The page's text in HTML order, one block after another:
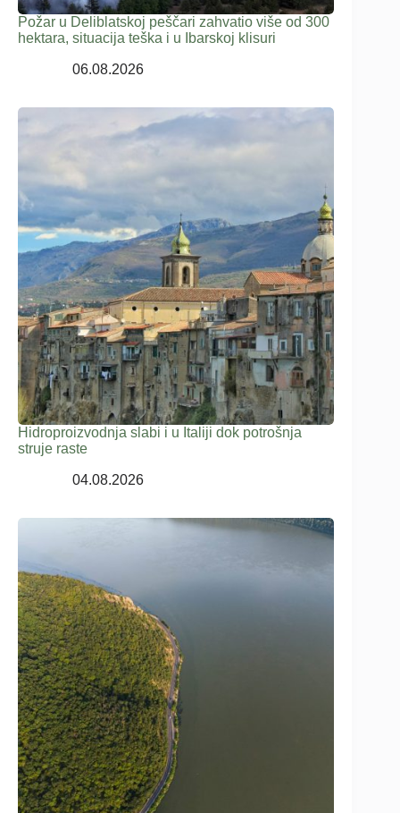
Požar u Deliblatskoj peščari zahvatio više od 300
hektara, situacija teška i u Ibarskoj klisuri
06.08.2026
Hidroproizvodnja slabi i u Italiji dok potrošnja
struje raste
04.08.2026